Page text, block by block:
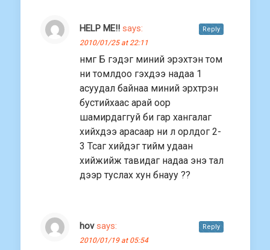
HELP ME!! says:
2010/01/25 at 22:11
нмг Б гэдэг миний эрэхтэн том
ни томлдоо гэхдээ надаа 1
асуудал байнаа миний эрхтрэн
бустийхаас арай оор
шамирдаггуй би гар хангалаг
хийхдээ арасаар ни л орлдог 2-
3 Тсаг хийдэг тийм удаан
хийжийж тавидаг надаа энэ тал
дээр туслах хун бнауу ??
Reply
hov says:
2010/01/19 at 05:54
Reply